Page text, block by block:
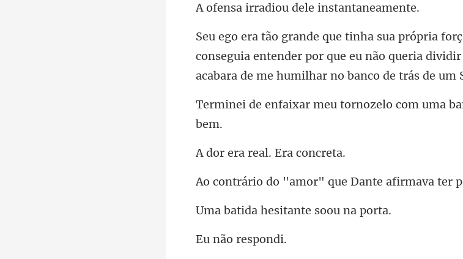
diou dele ins
conseguia entender por que eu não queria dividir
ornozelo com uma
real. Er
mor" que Dante afi
hesitante s
o res